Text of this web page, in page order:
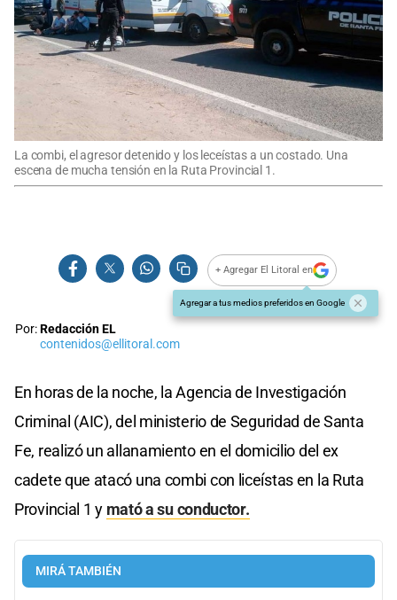
La combi, el agresor detenido y los leceístas a un costado. Una
escena de mucha tensión en la Ruta Provincial 1.
+ Agregar El Litoral en
Agregar a tus medios preferidos en Google
Por:Redacción EL
contenidos@ellitoral.com
En horas de la noche, la Agencia de Investigación
Criminal (AIC), del ministerio de Seguridad de Santa
Fe, realizó un allanamiento en el domicilio del ex
cadete que atacó una combi con liceístas en la Ruta
Provincial 1 y mató a su conductor.
MIRÁ TAMBIÉN